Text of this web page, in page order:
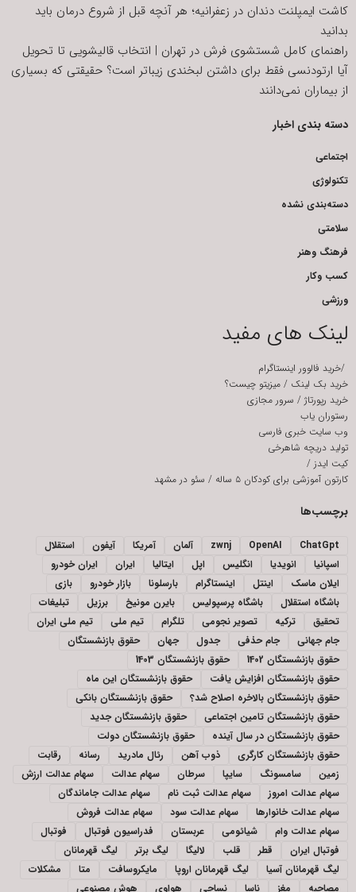
کاشت ایمپلنت دندان در زعفرانیه؛ هر آنچه قبل از شروع درمان باید
بدانید
راهنمای کامل شستشوی فرش در تهران | انتخاب قالیشویی تا تحویل
آیا ارتودنسی فقط برای داشتن لبخندی زیباتر است؟ حقیقتی که بسیاری
از بیماران نمی‌دانند
دسته بندی اخبار
اجتماعی
تکنولوژی
دسته‌بندی نشده
سلامتی
فرهنگ وهنر
کسب وکار
ورزشی
لینک های مفید
/خرید فالوور اینستاگرام
خرید بک لینک / میزیتو چیست؟
خرید رپورتاژ / سرور مجازی
رستوران یاب
وب سایت خبری فارسی
تولید دریچه شاهرخی
کیت ایدز /
کارتون آموزشی برای کودکان ۵ ساله
/ سئو در مشهد
برچسب‌ها
ChatGpt
OpenAI
zwnj آلمان آمریکا آیفون
استقلال
اسپانیا
انویدیا انگلیس اپل ایتالیا ایران
ایران خودرو
ایلان ماسک
اینتل اینستاگرام بارسلونا بازار خودرو
بازی
باشگاه استقلال
باشگاه پرسپولیس بایرن مونیخ برزیل
تبلیغات
تحقیق
ترکیه تصویر نجومی تلگرام تیم ملی
تیم ملی ایران
جام جهانی
جام حذفی جدول جهان
حقوق بازنشستگان
حقوق بازنشستگان 1402
حقوق بازنشستگان 1403
حقوق بازنشستگان افزایش یافت
حقوق بازنشستگان این ماه
حقوق بازنشستگان بالاخره اصلاح شد؟
حقوق بازنشستگان بانکی
حقوق بازنشستگان تامین اجتماعی
حقوق بازنشستگان جدید
حقوق بازنشستگان در سال آینده
حقوق بازنشستگان دولت
حقوق بازنشستگان کارگری
ذوب آهن رئال مادرید رسانه
رقابت
زمین
سامسونگ سایپا سرطان سهام عدالت
سهام عدالت ارزش
سهام عدالت امروز
سهام عدالت ثبت نام
سهام عدالت جاماندگان
سهام عدالت خانوارها
سهام عدالت سود
سهام عدالت فروش
سهام عدالت وام
شیائومی عربستان فدراسیون فوتبال
فوتبال
فوتبال ایران
قطر قلب لالیگا لیگ برتر
لیگ قهرمانان
لیگ قهرمانان آسیا
لیگ قهرمانان اروپا مایکروسافت متا
مشکلات
مصاحبه
مغز ناسا نساجی هواوی هوش مصنوعی